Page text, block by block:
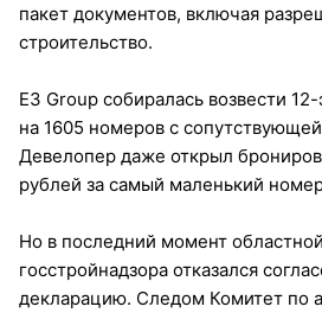
пакет документов, включая
строительство.
E3 Group собиралась возвести
на 1605 номеров с
Девелопер даже открыл
рублей за самый маленький
Но в последний момент
госстройнадзора отказался
декларацию. Следом Комитет по